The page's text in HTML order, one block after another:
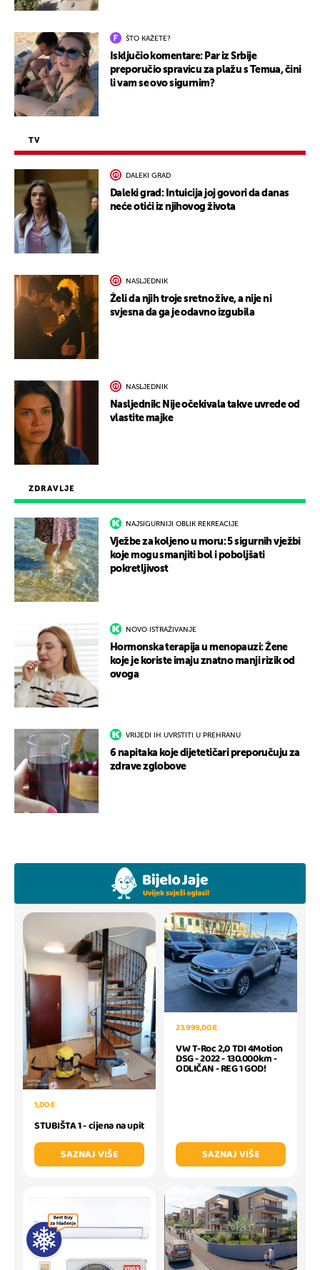
ZDRAVLJE
NAJSIGURNIJI OBLIK REKREACIJE
Vježbe za koljeno u moru: 5 sigurnih vježbi
koje mogu smanjiti bol i poboljšati
pokretljivost
NOVO ISTRAŽIVANJE
Hormonska terapija u menopauzi: Žene
koje je koriste imaju znatno manji rizik od
ovoga
VRIJEDI IH UVRSTITI U PREHRANU
6 napitaka koje dijetetičari preporučuju za
zdrave zglobove
ŠTO KAŽETE?
Isključio komentare: Par iz Srbije
preporučio spravicu za plažu s Temua, čini
li vam se ovo sigurnim?
TV
DALEKI GRAD
Daleki grad: Intuicija joj govori da danas
neće otići iz njihovog života
NASLJEDNIK
Želi da njih troje sretno žive, a nije ni
svjesna da ga je odavno izgubila
NASLJEDNIK
Nasljednik: Nije očekivala takve uvrede od
vlastite majke
1,00 €
STUBIŠTA 1 - cijena na upit
SAZNAJ VIŠE
23.999,00 €
VW T-Roc 2,0 TDI 4Motion
DSG - 2022 - 130.000km -
ODLIČAN - REG 1 GOD!
SAZNAJ VIŠE